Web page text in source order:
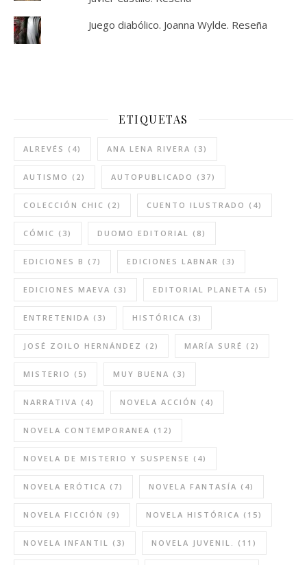
Juego diabólico. Joanna Wylde. Reseña
ETIQUETAS
ALREVÉS (4) ANA LENA RIVERA (3)
AUTISMO (2) AUTOPUBLICADO (37)
COLECCIÓN CHIC (2) CUENTO ILUSTRADO (4)
CÓMIC (3) DUOMO EDITORIAL (8)
EDICIONES B (7) EDICIONES LABNAR (3)
EDICIONES MAEVA (3) EDITORIAL PLANETA (5)
ENTRETENIDA (3) HISTÓRICA (3)
JOSÉ ZOILO HERNÁNDEZ (2) MARÍA SURÉ (2)
MISTERIO (5) MUY BUENA (3)
NARRATIVA (4) NOVELA ACCIÓN (4)
NOVELA CONTEMPORANEA (12)
NOVELA DE MISTERIO Y SUSPENSE (4)
NOVELA ERÓTICA (7) NOVELA FANTASÍA (4)
NOVELA FICCIÓN (9) NOVELA HISTÓRICA (15)
NOVELA INFANTIL (3) NOVELA JUVENIL. (11)